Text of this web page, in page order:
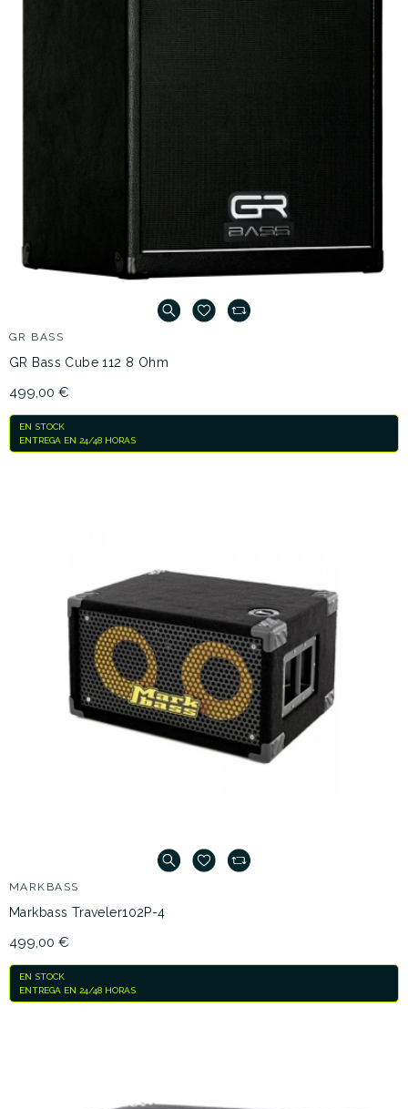
GR BASS
GR Bass Cube 112 8 Ohm
499,00 €
EN STOCK
ENTREGA EN 24/48 HORAS
MARKBASS
Markbass Traveler102P-4
499,00 €
EN STOCK
ENTREGA EN 24/48 HORAS